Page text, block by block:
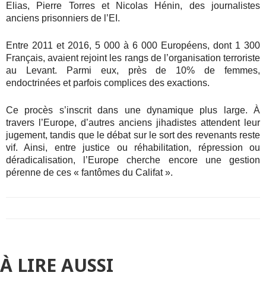
Elias, Pierre Torres et Nicolas Hénin, des journalistes
anciens prisonniers de l’EI.
Entre 2011 et 2016, 5 000 à 6 000 Européens, dont 1 300
Français, avaient rejoint les rangs de l’organisation terroriste
au Levant. Parmi eux, près de 10% de femmes,
endoctrinées et parfois complices des exactions.
Ce procès s’inscrit dans une dynamique plus large. À
travers l’Europe, d’autres anciens jihadistes attendent leur
jugement, tandis que le débat sur le sort des revenants reste
vif. Ainsi, entre justice ou réhabilitation, répression ou
déradicalisation, l’Europe cherche encore une gestion
pérenne de ces « fantômes du Califat ».
À LIRE AUSSI